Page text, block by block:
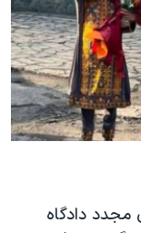
مجدد دادگاه